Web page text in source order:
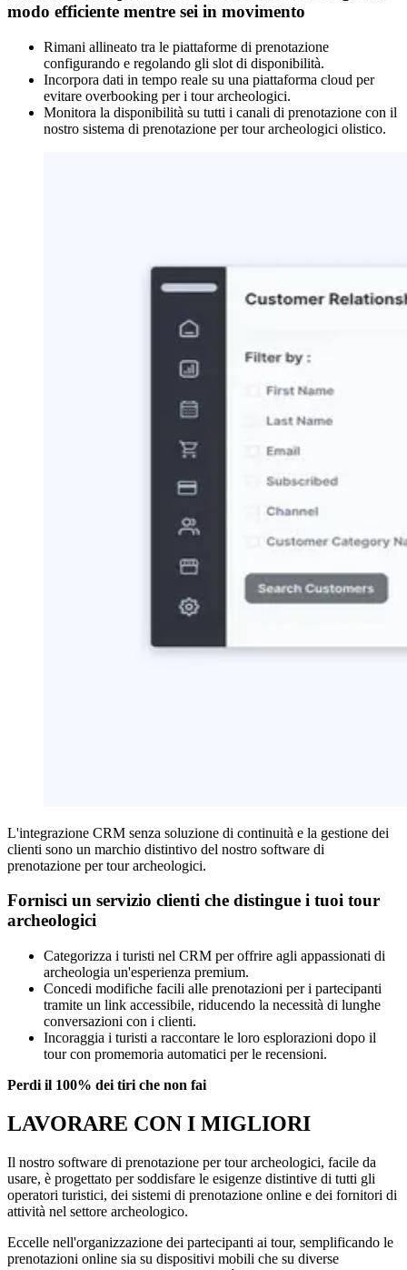
modo efficiente mentre sei in movimento
Rimani allineato tra le piattaforme di prenotazione
configurando e regolando gli slot di disponibilità.
Incorpora dati in tempo reale su una piattaforma cloud per
evitare overbooking per i tour archeologici.
Monitora la disponibilità su tutti i canali di prenotazione con il
nostro sistema di prenotazione per tour archeologici olistico.
L'integrazione CRM senza soluzione di continuità e la gestione dei
clienti sono un marchio distintivo del nostro software di
prenotazione per tour archeologici.
Fornisci un servizio clienti che distingue i tuoi tour
archeologici
Categorizza i turisti nel CRM per offrire agli appassionati di
archeologia un'esperienza premium.
Concedi modifiche facili alle prenotazioni per i partecipanti
tramite un link accessibile, riducendo la necessità di lunghe
conversazioni con i clienti.
Incoraggia i turisti a raccontare le loro esplorazioni dopo il
tour con promemoria automatici per le recensioni.
Perdi il 100% dei tiri che non fai
LAVORARE CON I MIGLIORI
Il nostro software di prenotazione per tour archeologici, facile da
usare, è progettato per soddisfare le esigenze distintive di tutti gli
operatori turistici, dei sistemi di prenotazione online e dei fornitori di
attività nel settore archeologico.
Eccelle nell'organizzazione dei partecipanti ai tour, semplificando le
prenotazioni online sia su dispositivi mobili che su diverse